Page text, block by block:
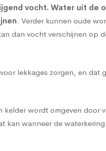
vocht. Water uit de
. Verder kunnen oude
dan vocht verschijnen op
lekkages zorgen, en dat
kelder wordt omgeven door
kan wanneer de